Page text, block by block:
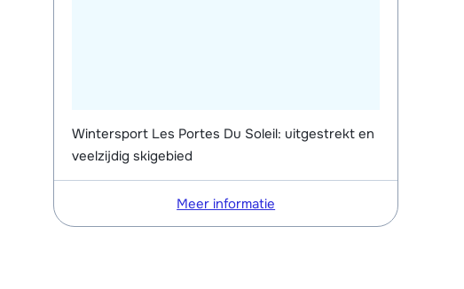
Wintersport Les Portes Du Soleil: uitgestrekt en
veelzijdig skigebied
Meer informatie